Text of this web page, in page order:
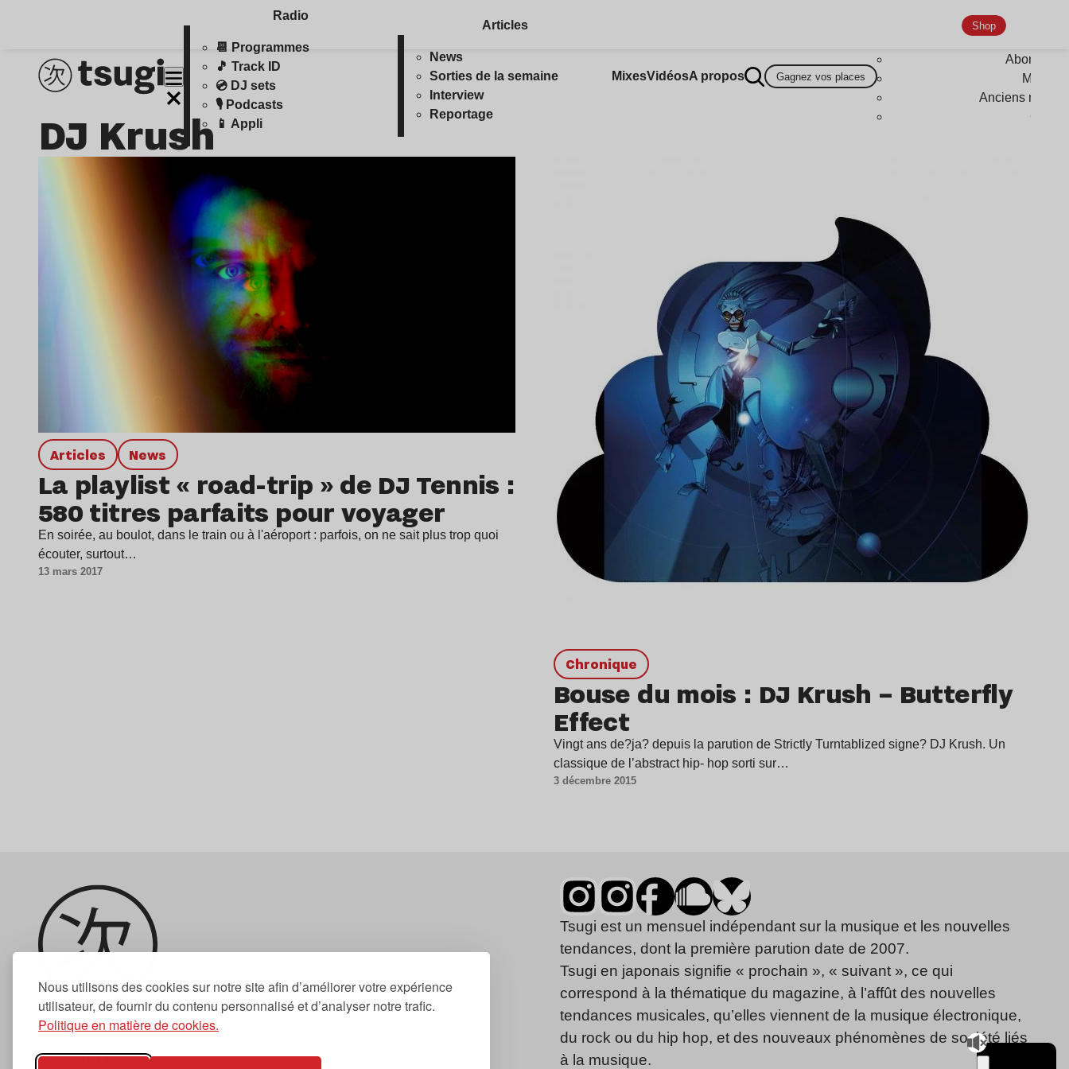
Nous utilisons des cookies sur notre site afin d’améliorer votre expérience
utilisateur, de fournir du contenu personnalisé et d’analyser notre trafic.
Politique en matière de cookies.
Radio
📆 Programmes
🎵 Track ID
💿 DJ sets
🎙️ Podcasts
📱 Appli
Articles
News
Sorties de la semaine
Interview
Reportage
MixesVidéosA propos Gagnez vos places
Shop
Anciens
DJ Krush
Articles news
La playlist « road-trip » de DJ Tennis :
580 titres parfaits pour voyager
En soirée, au boulot, dans le train ou à l'aéroport : parfois, on ne sait plus trop quoi
écouter, surtout…
13 mars 2017
chronique
Bouse du mois : DJ Krush – Butterfly
Effect
Vingt ans de?ja? depuis la parution de Strictly Turntablized signe? DJ Krush. Un
classique de l’abstract hip- hop sorti sur…
3 décembre 2015
Newsletter
Tsugi est un mensuel indépendant sur la musique et les nouvelles
tendances, dont la première parution date de 2007.
Tsugi en japonais signifie « prochain », « suivant », ce qui
correspond à la thématique du magazine, à l’affût des nouvelles
tendances musicales, qu’elles viennent de la musique électronique,
du rock ou du hip hop, et des nouveaux phénomènes de société liés
à la musique.